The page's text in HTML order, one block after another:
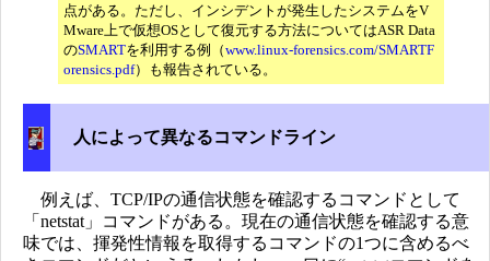
点がある。ただし、インシデントが発生したシステムをV
Mware上で仮想OSとして復元する方法についてはASR Data
のSMARTを利用する例（www.linux-forensics.com/SMARTF
orensics.pdf）も報告されている。
人によって異なるコマンドライン
例えば、TCP/IPの通信状態を確認するコマンドとして
「netstat」コマンドがある。現在の通信状態を確認する意
味では、揮発性情報を取得するコマンドの1つに含めるべ